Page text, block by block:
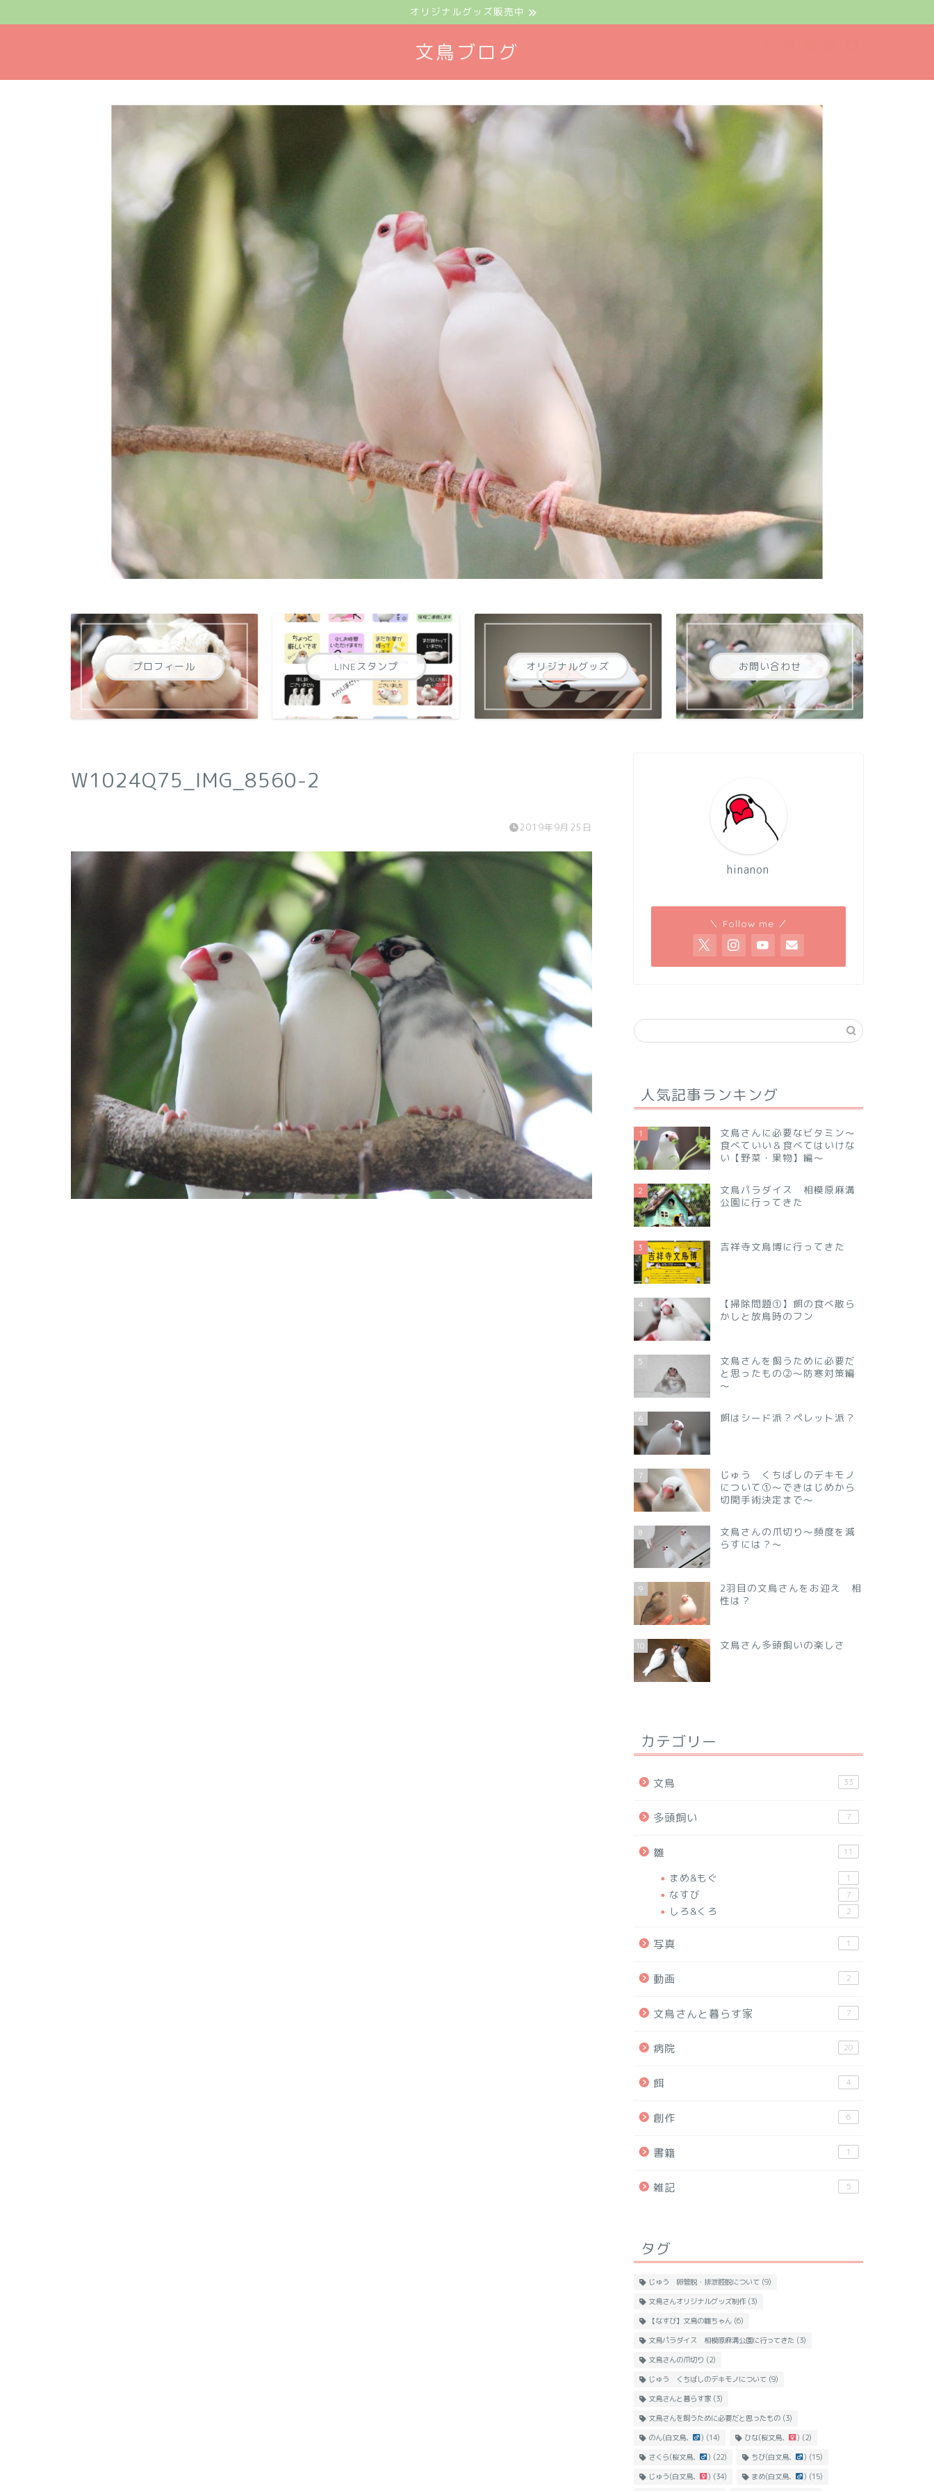
オリジナルグッズ販売中
文鳥ブログ
プロフィール LINEスタンプ オリジナルグッズ お問い合わせ
W1024Q75_IMG_8560-2
2019年9月25日
hinanon
＼ Follow me ／
人気記事ランキング
1
文鳥さんに必要なビタミン～
食べていい＆食べてはいけな
い【野菜・果物】編～
2
文鳥パラダイス 相模原麻溝
公園に行ってきた
3 吉祥寺文鳥博に行ってきた
4
【掃除問題①】餌の食べ散ら
かしと放鳥時のフン
5
文鳥さんを飼うために必要だ
と思ったもの②～防寒対策編
～
6 餌はシード派？ペレット派？
7
じゅう くちばしのデキモノ
について①～できはじめから
切開手術決定まで～
8
文鳥さんの爪切り～頻度を減
らすには？～
9
2羽目の文鳥さんをお迎え 相
性は？
10 文鳥さん多頭飼いの楽しさ
カテゴリー
文鳥 33
多頭飼い 7
雛 11
まめ&もぐ 1
なすび 7
しろ&くろ 2
写真 1
動画 2
文鳥さんと暮らす家 7
病院 20
餌 4
創作 6
書籍 1
雑記 5
タグ
じゅう 卵管脱・排泄腔脱について(9)
文鳥さんオリジナルグッズ制作(3)
【なすび】文鳥の雛ちゃん(6)
文鳥パラダイス 相模原麻溝公園に行ってきた (3)
文鳥さんの爪切り (2)
じゅう くちばしのデキモノについて(9)
文鳥さんと暮らす家(3)
文鳥さんを飼うために必要だと思ったもの(3)
のん(白文鳥、
) (14) ひな(桜文鳥、 ) (2)
さくら(桜文鳥、
) (22) ちび(白文鳥、 ) (15)
じゅう(白文鳥、
) (34) まめ(白文鳥、 ) (15)